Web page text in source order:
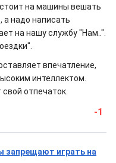
на машины вешать
а надо написать
на нашу службу "Нам..".
впечатление,
интеллектом.
отпечаток.
-1
запрещают играть на